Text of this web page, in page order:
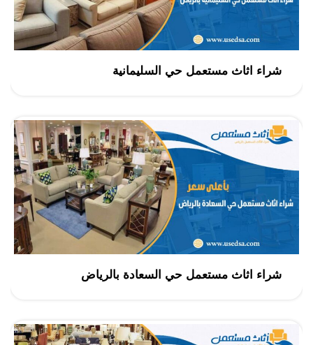
شراء اثاث مستعمل حي السليمانية
شراء اثاث مستعمل حي السعادة بالرياض